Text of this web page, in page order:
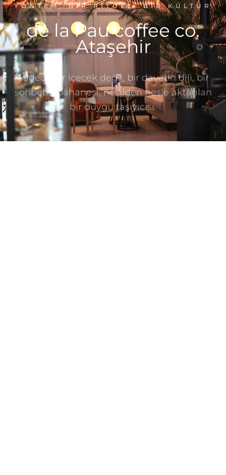
YÖNTEM, BIR RITÜEL, BIR KÜLTÜR
de la Pau coffee co.
Ataşehir
Sadece bir içecek değil, bir davetin dili, bir
sohbetin bahanesi, nesilden nesle aktarılan
bir duygu taşıyıcısı.